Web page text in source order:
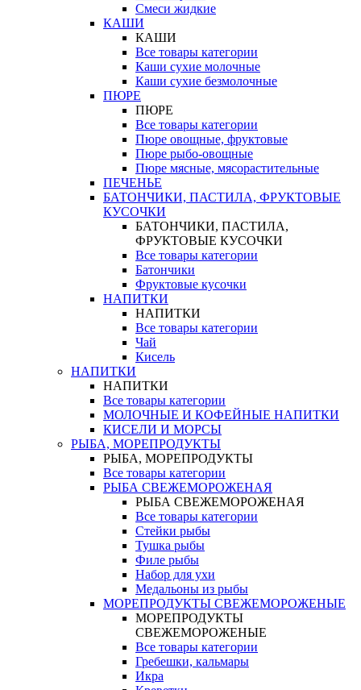
Смеси жидкие
КАШИ
КАШИ
Все товары категории
Каши сухие молочные
Каши сухие безмолочные
ПЮРЕ
ПЮРЕ
Все товары категории
Пюре овощные, фруктовые
Пюре рыбо-овощные
Пюре мясные, мясорастительные
ПЕЧЕНЬЕ
БАТОНЧИКИ, ПАСТИЛА, ФРУКТОВЫЕ
КУСОЧКИ
БАТОНЧИКИ, ПАСТИЛА,
ФРУКТОВЫЕ КУСОЧКИ
Все товары категории
Батончики
Фруктовые кусочки
НАПИТКИ
НАПИТКИ
Все товары категории
Чай
Кисель
НАПИТКИ
НАПИТКИ
Все товары категории
МОЛОЧНЫЕ И КОФЕЙНЫЕ НАПИТКИ
КИСЕЛИ И МОРСЫ
РЫБА, МОРЕПРОДУКТЫ
РЫБА, МОРЕПРОДУКТЫ
Все товары категории
РЫБА СВЕЖЕМОРОЖЕНАЯ
РЫБА СВЕЖЕМОРОЖЕНАЯ
Все товары категории
Стейки рыбы
Тушка рыбы
Филе рыбы
Набор для ухи
Медальоны из рыбы
МОРЕПРОДУКТЫ СВЕЖЕМОРОЖЕНЫЕ
МОРЕПРОДУКТЫ
СВЕЖЕМОРОЖЕНЫЕ
Все товары категории
Гребешки, кальмары
Икра